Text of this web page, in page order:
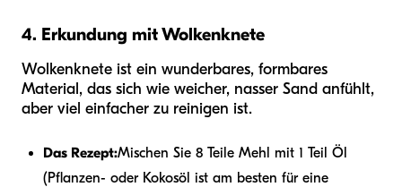
4. Erkundung mit Wolkenknete
Wolkenknete ist ein wunderbares, formbares
Material, das sich wie weicher, nasser Sand anfühlt,
aber viel einfacher zu reinigen ist.
Das Rezept:Mischen Sie 8 Teile Mehl mit 1 Teil Öl
(Pflanzen- oder Kokosöl ist am besten für eine